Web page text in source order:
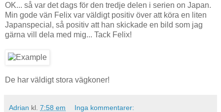
OK... så var det dags för den tredje delen i serien on Japan.
Min gode vän Felix var väldigt positiv över att köra en liten
Japanspecial, så positiv att han skickade en bild som jag
gärna vill dela med mig... Tack Felix!
De har väldigt stora vägkoner!
Adrian kl. 7:58 em Inga kommentarer: